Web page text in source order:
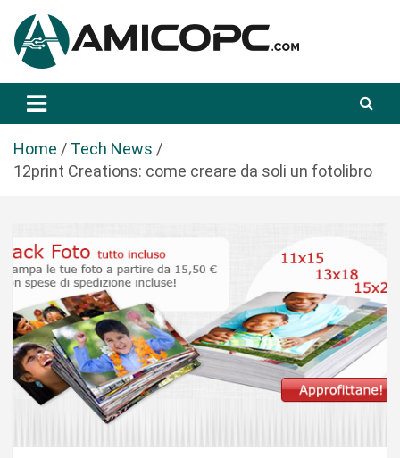
a
Amicopc.com
Home
Tech News
12print Creations: come creare da soli un fotolibro